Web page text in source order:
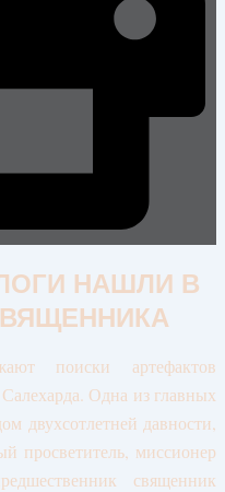
НАШЛИ В
поиски артефактов
Одна из главных
двухсотлетней давности,
просветитель, миссионер
священник